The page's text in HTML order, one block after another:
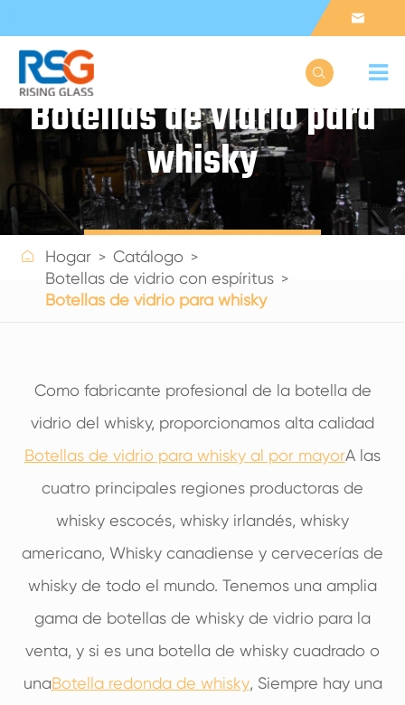


Botellas de vidrio para
whisky
Get a Quote
 Hogar
Catálogo
Botellas de vidrio con espíritus
Botellas de vidrio para whisky
Como fabricante profesional de la botella de
vidrio del whisky, proporcionamos alta calidad
Botellas de vidrio para whisky al por mayorA las
cuatro principales regiones productoras de
whisky escocés, whisky irlandés, whisky
americano, Whisky canadiense y cervecerías de
whisky de todo el mundo. Tenemos una amplia
gama de botellas de whisky de vidrio para la
venta, y si es una botella de whisky cuadrado o
unaBotella redonda de whisky, Siempre hay una